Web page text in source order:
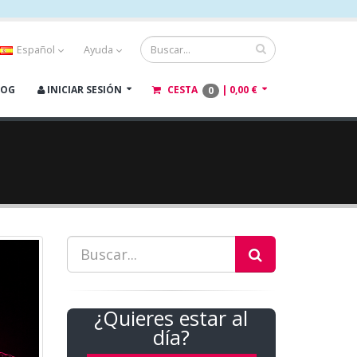
Español Ayuda
INICIAR SESIÓN CESTA 0 | 0,00 €
¿Quieres estar al
día?